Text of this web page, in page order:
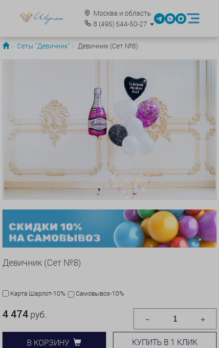
Москва и область
8 (495)544-50-27
Сеты "Девичник" Девичник (Сет №8)
Девичник (Сет №8)
Карта Шарлот-10% Самовывоз-10%
4 474 руб.
В КОРЗИНУ КУПИТЬ В 1 КЛИК